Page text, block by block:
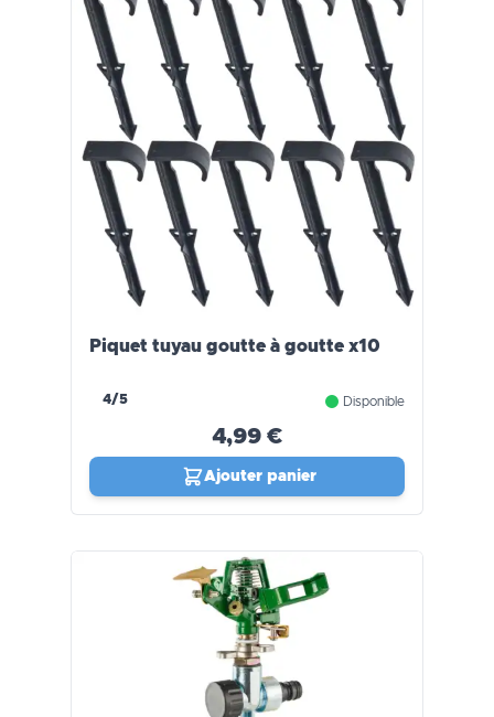
Piquet tuyau goutte à goutte x10
4/5 Disponible
4,99 €
Ajouter panier